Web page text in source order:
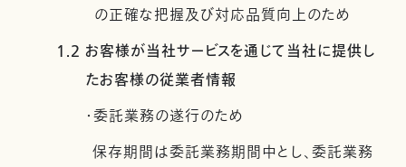
の正確な把握及び対応品質向上のため
1.2 お客様が当社サービスを通じて当社に提供し
たお客様の従業者情報
・委託業務の遂行のため
保存期間は委託業務期間中とし、委託業務